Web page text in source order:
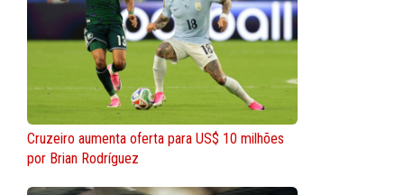
Cruzeiro aumenta oferta para US$ 10 milhões
por Brian Rodríguez